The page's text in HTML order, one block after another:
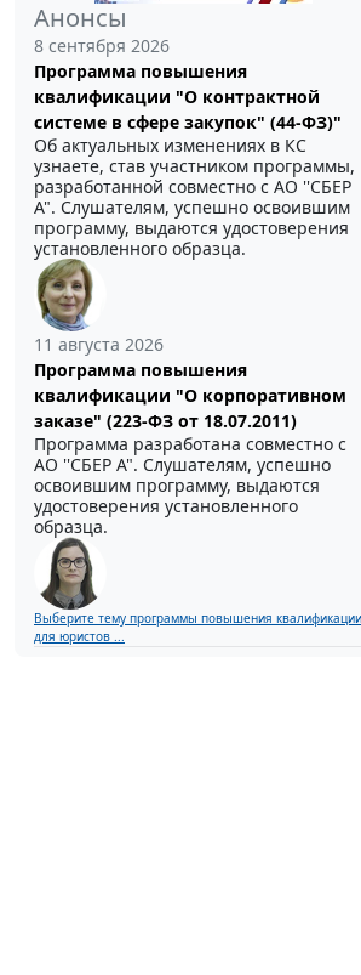
Анонсы
8 сентября 2026
Программа повышения
квалификации "О контрактной
системе в сфере закупок" (44-ФЗ)"
Об актуальных изменениях в КС
узнаете, став участником программы,
разработанной совместно с АО ''СБЕР
А". Слушателям, успешно освоившим
программу, выдаются удостоверения
установленного образца.
11 августа 2026
Программа повышения
квалификации "О корпоративном
заказе" (223-ФЗ от 18.07.2011)
Программа разработана совместно с
АО ''СБЕР А". Слушателям, успешно
освоившим программу, выдаются
удостоверения установленного
образца.
Выберите тему программы повышения квалификации
для юристов ...